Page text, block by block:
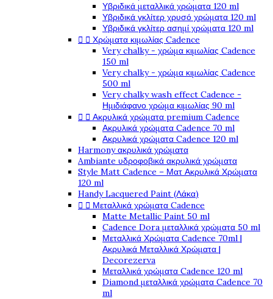
Υβριδικά μεταλλικά χρώματα 120 ml
Υβριδικά γκλίτερ χρυσό χρώματα 120 ml
Υβριδικά γκλίτερ ασημί χρώματα 120 ml
  Χρώματα κιμωλίας Cadence
Very chalky - χρώμα κιμωλίας Cadence
150 ml
Very chalky - χρώμα κιμωλίας Cadence
500 ml
Very chalky wash effect Cadence -
Ημιδιάφανο χρώμα κιμωλίας 90 ml
  Ακρυλικά χρώματα premium Cadence
Ακρυλικά χρώματα Cadence 70 ml
Ακρυλικά χρώματα Cadence 120 ml
Harmony ακρυλικά χρώματα
Ambiante υδροφοβικά ακρυλικά χρώματα
Style Matt Cadence – Ματ Ακρυλικά Χρώματα
120 ml
Handy Lacquered Paint (Λάκα)
  Μεταλλικά χρώματα Cadence
Matte Metallic Paint 50 ml
Cadence Dora μεταλλικά χρώματα 50 ml
Μεταλλικά Χρώματα Cadence 70ml |
Ακρυλικά Μεταλλικά Χρώματα |
Decorezerva
Μεταλλικά χρώματα Cadence 120 ml
Diamond μεταλλικά χρώματα Cadence 70
ml